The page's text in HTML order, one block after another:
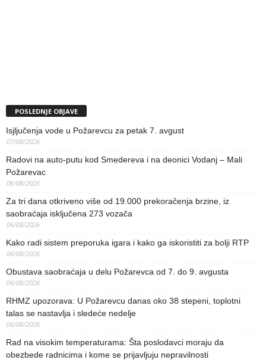
POSLEDNJE OBJAVE
Isjljučenja vode u Požarevcu za petak 7. avgust
07/08/2026
Radovi na auto-putu kod Smedereva i na deonici Vodanj – Mali
Požarevac
06/08/2026
Za tri dana otkriveno više od 19.000 prekoračenja brzine, iz
saobraćaja isključena 273 vozača
06/08/2026
Kako radi sistem preporuka igara i kako ga iskoristiti za bolji RTP
06/08/2026
Obustava saobraćaja u delu Požarevca od 7. do 9. avgusta
06/08/2026
RHMZ upozorava: U Požarevcu danas oko 38 stepeni, toplotni
talas se nastavlja i sledeće nedelje
06/08/2026
Rad na visokim temperaturama: Šta poslodavci moraju da
obezbede radnicima i kome se prijavljuju nepravilnosti